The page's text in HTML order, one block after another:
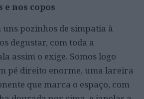
e nos copos
uns pozinhos de simpatia à
degustar, com toda a
assim o exige. Somos logo
pé direito enorme, uma lareira
que marca o espaço, com